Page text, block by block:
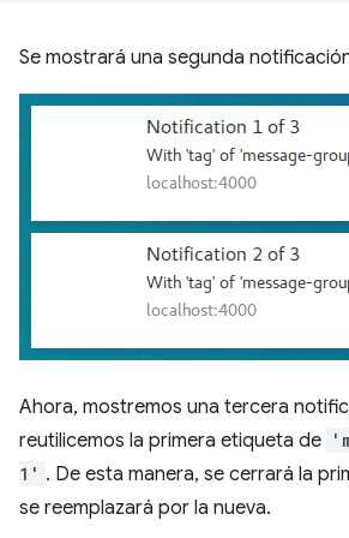
Se mostrará una segunda
Ahora, mostremos una tercera
reutilicemos la primera etiqueta de
1' . De esta manera, se cerrará la
se reemplazará por la nueva.